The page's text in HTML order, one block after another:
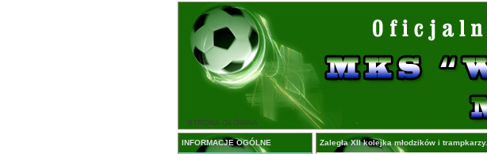
STRONA GŁÓWNA
INFORMACJE OGÓLNE
Zaległa XII kolejka młodzików i trampkarzy.